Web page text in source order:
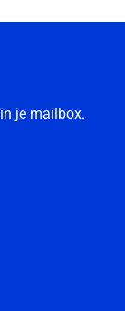
je mailbox.